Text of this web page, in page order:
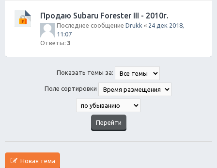
Продаю Subaru Forester III - 2010г.
Последнее сообщение Drukk « 24 дек 2018,
11:07
Ответы: 3
Показать темы за:
Поле сортировки
Новая тема